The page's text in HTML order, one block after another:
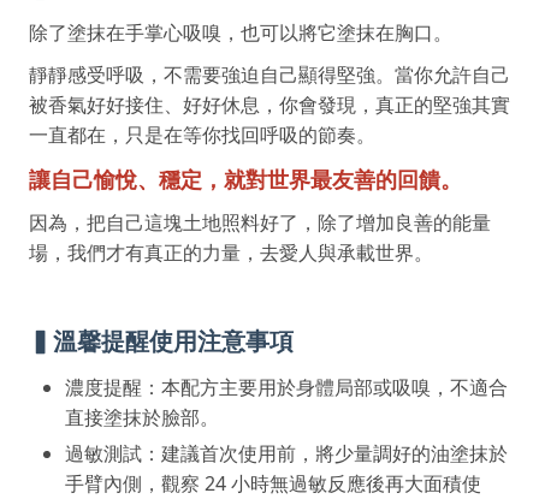
除了塗抹在手掌心吸嗅，也可以將它塗抹在胸口。
靜靜感受呼吸，不需要強迫自己顯得堅強。當你允許自己
被香氣好好接住、好好休息，你會發現，真正的堅強其實
一直都在，只是在等你找回呼吸的節奏。
讓自己愉悅、穩定，就對世界最友善的回饋。
因為，把自己這塊土地照料好了，除了增加良善的能量
場，我們才有真正的力量，去愛人與承載世界。
▍溫馨提醒使用注意事項
濃度提醒：本配方主要用於身體局部或吸嗅，不適合
直接塗抹於臉部。
過敏測試：建議首次使用前，將少量調好的油塗抹於
手臂內側，觀察 24 小時無過敏反應後再大面積使